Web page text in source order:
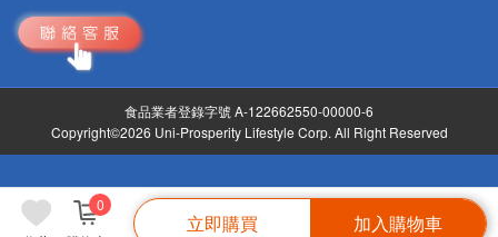
0
立即購買 加入購物車
食品業者登錄字號 A-122662550-00000-6
Copyright©2026 Uni-Prosperity Lifestyle Corp. All Right Reserved